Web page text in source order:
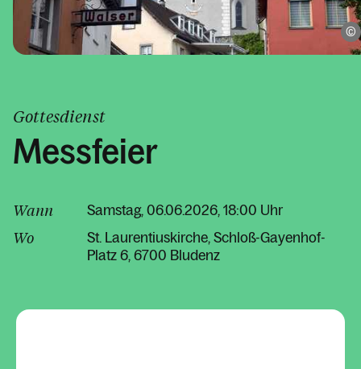
Gottesdienst
Messfeier
Wann Samstag, 06.06.2026, 18:00 Uhr
Wo St. Laurentiuskirche Schloß-Gayenhof-
Platz 6 6700 Bludenz